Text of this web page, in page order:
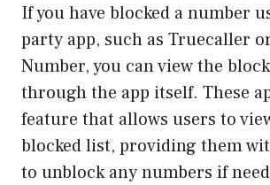
If you have blocked a number
party app, such as Truecaller
Number, you can view the
through the app itself. These
feature that allows users to
blocked list, providing them
to unblock any numbers if